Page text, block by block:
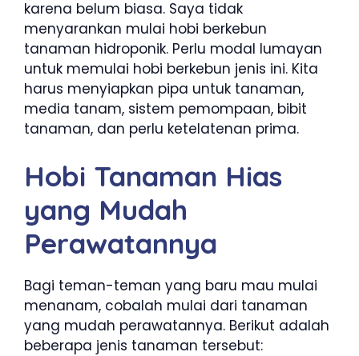
karena belum biasa. Saya tidak
menyarankan mulai hobi berkebun
tanaman hidroponik. Perlu modal lumayan
untuk memulai hobi berkebun jenis ini. Kita
harus menyiapkan pipa untuk tanaman,
media tanam, sistem pemompaan, bibit
tanaman, dan perlu ketelatenan prima.
Hobi Tanaman Hias
yang Mudah
Perawatannya
Bagi teman-teman yang baru mau mulai
menanam, cobalah mulai dari tanaman
yang mudah perawatannya. Berikut adalah
beberapa jenis tanaman tersebut: